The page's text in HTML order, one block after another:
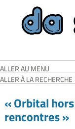
ALLER AU MENU
ALLER À LA RECHERCHE
« Orbital
rencontres »